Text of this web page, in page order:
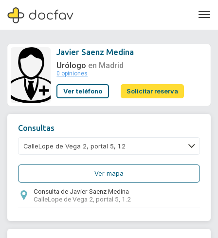
Soporte
Javier Saenz Medina
Urólogo en Madrid
0 opiniones
Ver teléfono Solicitar reserva
Consultas
Ver mapa
Consulta de Javier Saenz Medina
CalleLope de Vega 2, portal 5, 1.2